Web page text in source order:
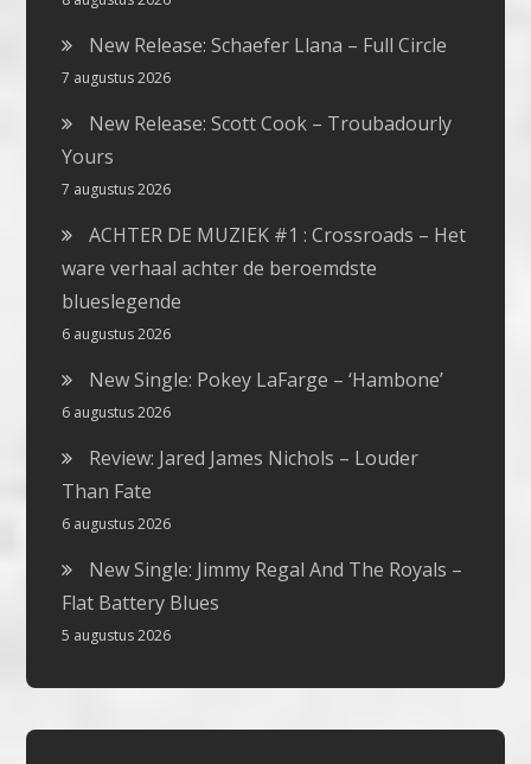
New Release: Schaefer Llana – Full Circle
7 augustus 2026
New Release: Scott Cook – Troubadourly
Yours
7 augustus 2026
ACHTER DE MUZIEK #1 : Crossroads – Het
ware verhaal achter de beroemdste
blueslegende
6 augustus 2026
New Single: Pokey LaFarge – ‘Hambone’
6 augustus 2026
Review: Jared James Nichols – Louder
Than Fate
6 augustus 2026
New Single: Jimmy Regal And The Royals –
Flat Battery Blues
5 augustus 2026